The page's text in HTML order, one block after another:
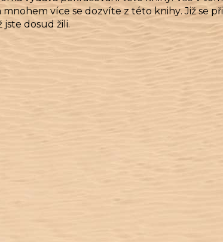
více se dozvíte z této knihy. Již se
dosud žili.